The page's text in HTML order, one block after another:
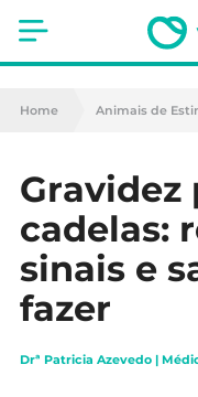
Saúde
Nutrição
Receitas
Fitness
Mães e
Home Animais de
Gravidez
cadelas:
sinais e
fazer
Drª Patricia Azevedo |